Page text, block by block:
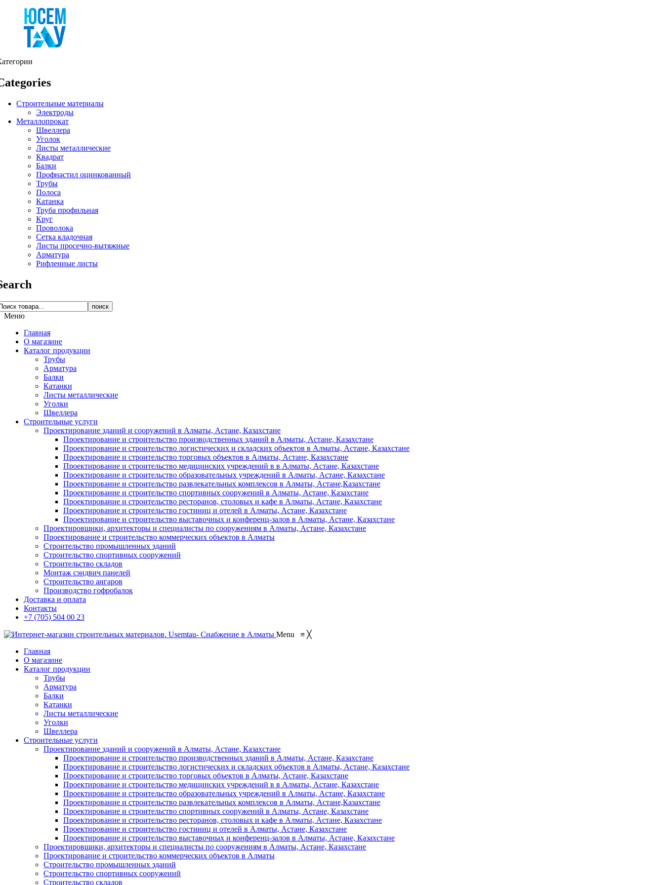
Строительные материалы
Электроды
Металлопрокат
Швеллера
Уголок
Листы металлические
Квадрат
Балки
Профнастил оцинкованный
Трубы
Полоса
Катанка
Труба профильная
Круг
Проволока
Сетка кладочная
Листы просечно-вытяжные
Арматура
Рифленные листы
поиск
Меню
Главная
О магазине
Каталог продукции
Трубы
Арматура
Балки
Катанки
Листы металлические
Уголки
Швеллера
Строительные услуги
Проектирование зданий и сооружений в Алматы, Астане, Казахстане
Проектирование и строительство производственных зданий в Алматы, Астане, Казахстане
Проектирование и строительство логистических и складских объектов в Алматы, Астане, Казахстане
Проектирование и строительство торговых объектов в Алматы, Астане, Казахстане
Проектирование и строительство медицинских учреждений в в Алматы, Астане, Казахстане
Проектирование и строительство образовательных учреждений в Алматы, Астане, Казахстане
Проектирование и строительство развлекательных комплексов в Алматы, Астане,Казахстане
Проектирование и строительство спортивных сооружений в Алматы, Астане, Казахстане
Проектирование и строительство ресторанов, столовых и кафе в Алматы, Астане, Казахстане
Проектирование и строительство гостиниц и отелей в Алматы, Астане, Казахстане
Проектирование и строительство выставочных и конференц-залов в Алматы, Астане, Казахстане
Проектировщики, архитекторы и специалисты по сооружениям в Алматы, Астане, Казахстане
Проектирование и строительство коммерческих объектов в Алматы
Строительство промышленных зданий
Строительство спортивных сооружений
Строительство складов
Монтаж сэндвич панелей
Строительство ангаров
Производство гофробалок
Доставка и оплата
Контакты
+7 (705) 504 00 23
Menu ≡ ╳
Главная
О магазине
Каталог продукции
Трубы
Арматура
Балки
Катанки
Листы металлические
Уголки
Швеллера
Строительные услуги
Проектирование зданий и сооружений в Алматы, Астане, Казахстане
Проектирование и строительство производственных зданий в Алматы, Астане, Казахстане
Проектирование и строительство логистических и складских объектов в Алматы, Астане, Казахстане
Проектирование и строительство торговых объектов в Алматы, Астане, Казахстане
Проектирование и строительство медицинских учреждений в в Алматы, Астане, Казахстане
Проектирование и строительство образовательных учреждений в Алматы, Астане, Казахстане
Проектирование и строительство развлекательных комплексов в Алматы, Астане,Казахстане
Проектирование и строительство спортивных сооружений в Алматы, Астане, Казахстане
Проектирование и строительство ресторанов, столовых и кафе в Алматы, Астане, Казахстане
Проектирование и строительство гостиниц и отелей в Алматы, Астане, Казахстане
Проектирование и строительство выставочных и конференц-залов в Алматы, Астане, Казахстане
Проектировщики, архитекторы и специалисты по сооружениям в Алматы, Астане, Казахстане
Проектирование и строительство коммерческих объектов в Алматы
Строительство промышленных зданий
Строительство спортивных сооружений
Строительство складов